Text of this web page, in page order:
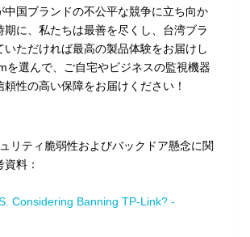
中国ブランドの不公平な競争に立ち向か
期に、私たちは最善を尽くし、台湾ブラ
いただければ最高の製品体験をお届けし
を選んで、ご自宅やビジネスの監視機器
頼性の高い保障をお届けください！
リティ脆弱性およびバックドア懸念に関
料：
Considering Banning TP-Link? -